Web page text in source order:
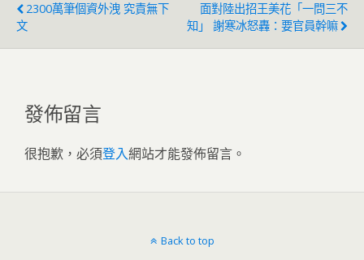
2300萬筆個資外洩 究責無下
文
面對陸出招王美花「一問三不
知」 謝寒冰怒轟：要官員幹嘛
發佈留言
很抱歉，必須登入網站才能發佈留言。
Back to top